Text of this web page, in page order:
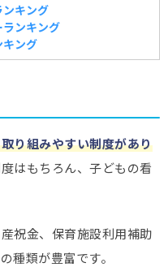
キング
ンキング
キング
り組みやすい制度があり
はもちろん、子どもの看
祝金、保育施設利用補助
種類が豊富です。